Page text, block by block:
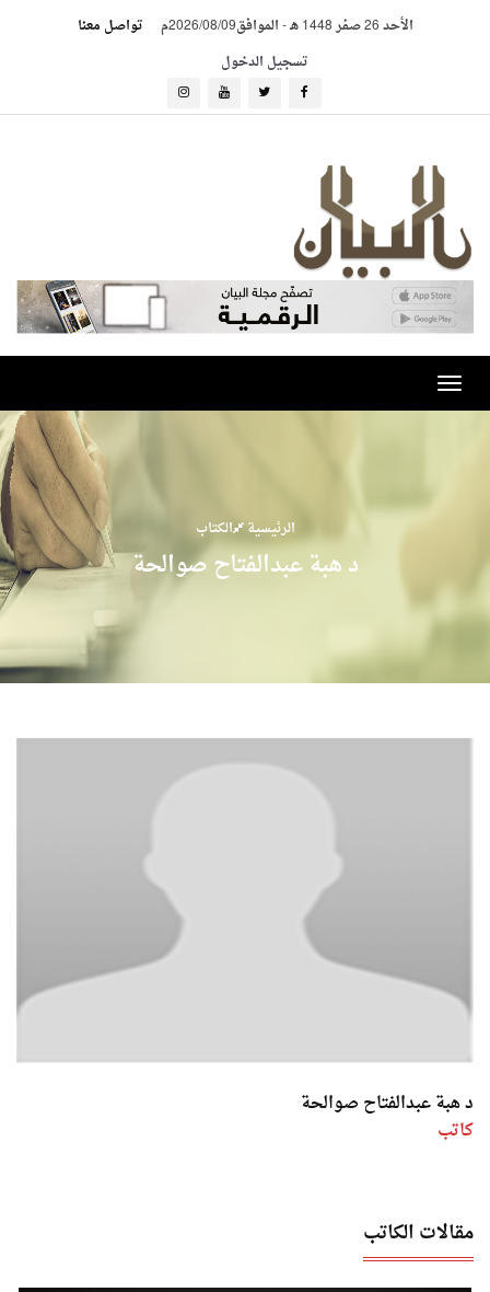
الأحد 26 صفر 1448 هـ -الموافق2026/08/09م
تواصل معنا
تسجيل الدخول
Toggle
navigation
الرئيسية الكتاب
د هبة عبدالفتاح صوالحة
د هبة عبدالفتاح صوالحة
كاتب
مقالات الكاتب